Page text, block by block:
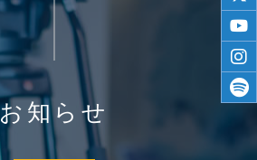
twitter
お知らせ